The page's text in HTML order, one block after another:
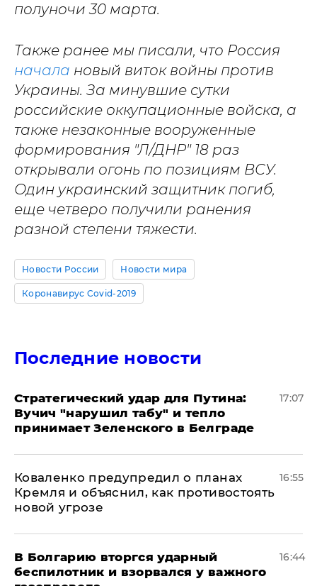
полуночи 30 марта.
Также ранее мы писали, что Россия
начала новый виток войны против
Украины. За минувшие сутки
российские оккупационные войска, а
также незаконные вооруженные
формирования "Л/ДНР" 18 раз
открывали огонь по позициям ВСУ.
Один украинский защитник погиб,
еще четверо получили ранения
разной степени тяжести.
Новости России Новости мира
Коронавирус Covid-2019
Последние новости
Стратегический удар для Путина:
Вучич "нарушил табу" и тепло
принимает Зеленского в Белграде
17:07
Коваленко предупредил о планах
Кремля и объяснил, как противостоять
новой угрозе
16:55
В Болгарию вторгся ударный
беспилотник и взорвался у важного
16:44